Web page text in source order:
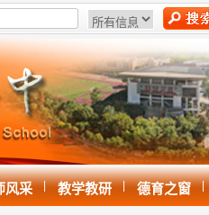
风采 | 教学教研 | 德育之窗 |